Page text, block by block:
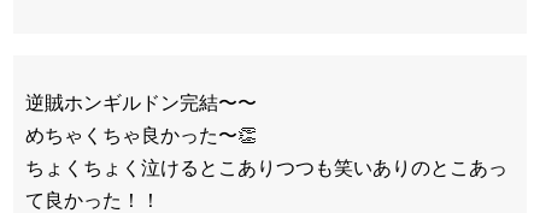
逆賊ホンギルドン完結〜〜
めちゃくちゃ良かった〜👏
ちょくちょく泣けるとこありつつも笑いありのとこあっ
て良かった！！